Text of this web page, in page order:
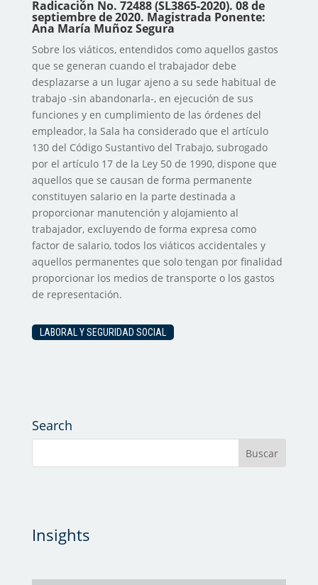
Radicación No. 72488 (SL3865-2020). 08 de
septiembre de 2020. Magistrada Ponente:
Ana María Muñoz Segura
Sobre los viáticos, entendidos como aquellos gastos
que se generan cuando el trabajador debe
desplazarse a un lugar ajeno a su sede habitual de
trabajo -sin abandonarla-, en ejecución de sus
funciones y en cumplimiento de las órdenes del
empleador, la Sala ha considerado que el artículo
130 del Código Sustantivo del Trabajo, subrogado
por el artículo 17 de la Ley 50 de 1990, dispone que
aquellos que se causan de forma permanente
constituyen salario en la parte destinada a
proporcionar manutención y alojamiento al
trabajador, excluyendo de forma expresa como
factor de salario, todos los viáticos accidentales y
aquellos permanentes que solo tengan por finalidad
proporcionar los medios de transporte o los gastos
de representación.
LABORAL Y SEGURIDAD SOCIAL
Search
Insights